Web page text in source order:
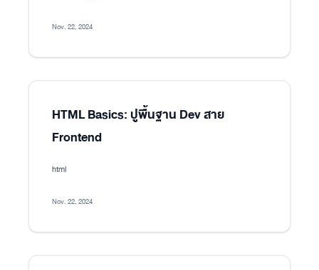
Nov. 22, 2024
HTML Basics: ปูพื้นฐาน Dev สาย
Frontend
html
Nov. 22, 2024